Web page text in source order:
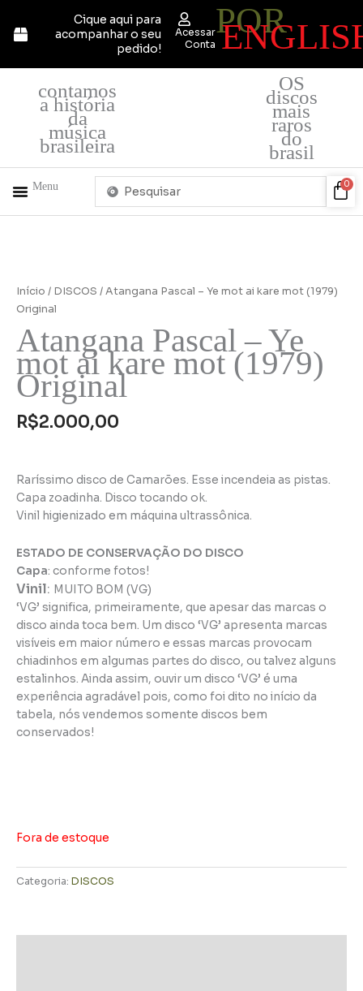
para
Cique aqui para
acompanhar o seu
pedido!
Acessar
Conta
POR
contamos
a história
da
música
brasileira
OS
discos
mais
raros
do
brasil
Menu
Pesquisar
0
Início / DISCOS / Atangana Pascal – Ye mot ai kare mot (1979)
Original
Atangana Pascal – Ye
mot ai kare mot (1979)
Original
R$2.000,00
Raríssimo disco de Camarões. Esse incendeia as pistas.
Capa zoadinha. Disco tocando ok.
Vinil higienizado em máquina ultrassônica.
ESTADO DE CONSERVAÇÃO DO DISCO
Capa: conforme fotos!
Vinil: MUITO BOM (VG)
‘VG’ significa, primeiramente, que apesar das marcas o
disco ainda toca bem. Um disco ‘VG’ apresenta marcas
visíveis em maior número e essas marcas provocam
chiadinhos em algumas partes do disco, ou talvez alguns
estalinhos. Ainda assim, ouvir um disco ‘VG’ é uma
experiência agradável pois, como foi dito no início da
tabela, nós vendemos somente discos bem
conservados!
Fora de estoque
Categoria: DISCOS